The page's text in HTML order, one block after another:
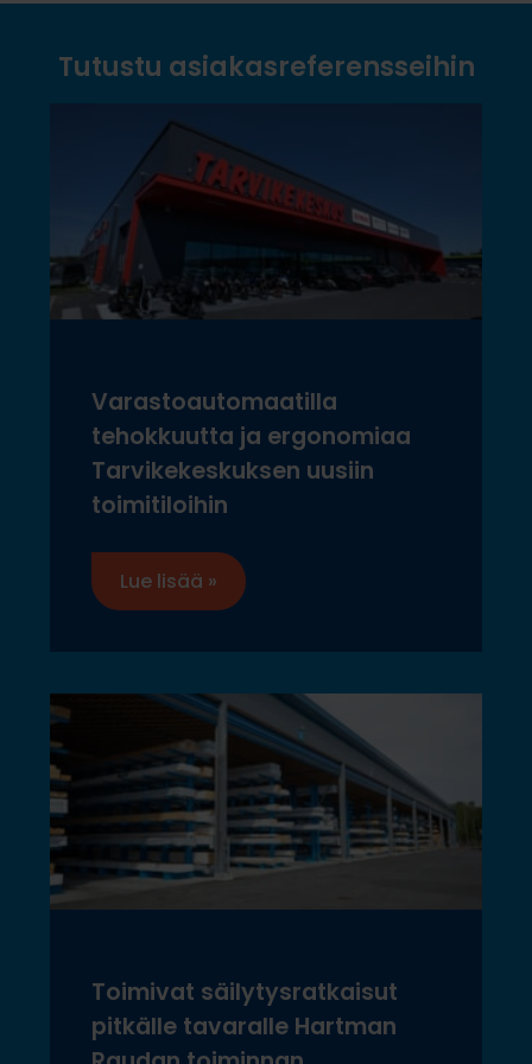
Tutustu asiakasreferensseihin
Varastoautomaatilla
tehokkuutta ja ergonomiaa
Tarvikekeskuksen uusiin
toimitiloihin
Lue lisää »
Toimivat säilytysratkaisut
pitkälle tavaralle Hartman